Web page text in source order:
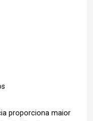
proporciona maior